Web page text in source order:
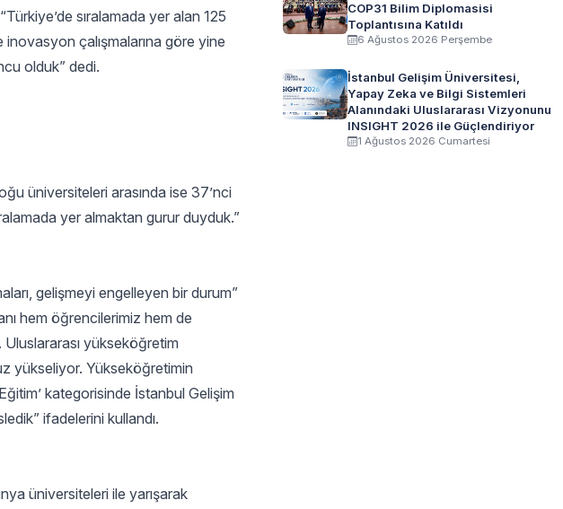
sıralamada yer alan 125
inovasyon çalışmalarına göre yine
olduk” dedi.
üniversiteleri arasında ise 37’nci
yer almaktan gurur duyduk.”
gelişmeyi engelleyen bir durum”
hem öğrencilerimiz hem de
yükseköğretim
yükseliyor. Yükseköğretimin
kategorisinde İstanbul Gelişim
ifadelerini kullandı.
üniversiteleri ile yarışarak
COP31 Bilim Diplomasisi
Toplantısına Katıldı
6 Ağustos 2026 Perşembe
İstanbul Gelişim Üniversitesi,
Yapay Zeka ve Bilgi Sistemleri
Alanındaki Uluslararası Vizyonunu
INSIGHT 2026 ile Güçlendiriyor
1 Ağustos 2026 Cumartesi